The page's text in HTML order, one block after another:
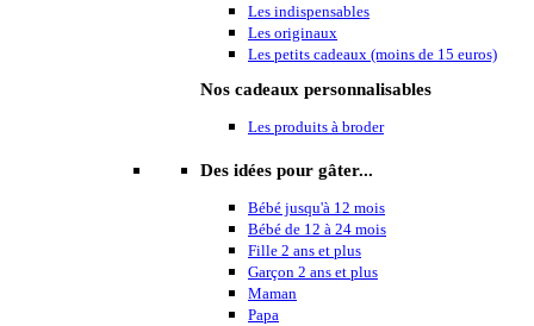
Les indispensables
Les originaux
Les petits cadeaux (moins de 15 euros)
Nos cadeaux personnalisables
Les produits à broder
Des idées pour gâter...
Bébé jusqu'à 12 mois
Bébé de 12 à 24 mois
Fille 2 ans et plus
Garçon 2 ans et plus
Maman
Papa